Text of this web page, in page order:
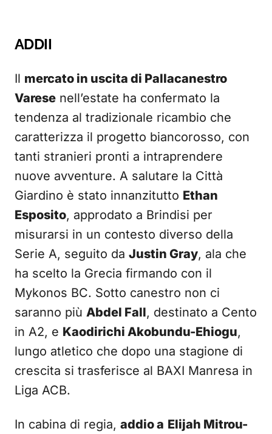
ADDII
Il mercato in uscita di Pallacanestro
Varese nell’estate ha confermato la
tendenza al tradizionale ricambio che
caratterizza il progetto biancorosso, con
tanti stranieri pronti a intraprendere
nuove avventure. A salutare la Città
Giardino è stato innanzitutto Ethan
Esposito, approdato a Brindisi per
misurarsi in un contesto diverso della
Serie A, seguito da Justin Gray, ala che
ha scelto la Grecia firmando con il
Mykonos BC. Sotto canestro non ci
saranno più Abdel Fall, destinato a Cento
in A2, e Kaodirichi Akobundu-Ehiogu,
lungo atletico che dopo una stagione di
crescita si trasferisce al BAXI Manresa in
Liga ACB.
In cabina di regia, addio a Elijah Mitrou-